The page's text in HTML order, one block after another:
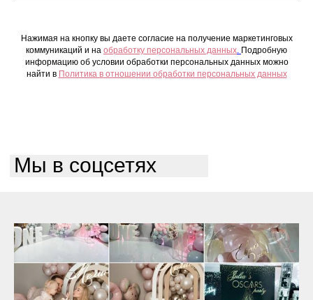
Нажимая на кнопку вы даете согласие на получение маркетинговых
коммуникаций и на обработку персональных данных. Подробную
информацию об условии обработки персональных данных можно
найти в Политика в отношении обработки персональных данных
Мы в соцсетях